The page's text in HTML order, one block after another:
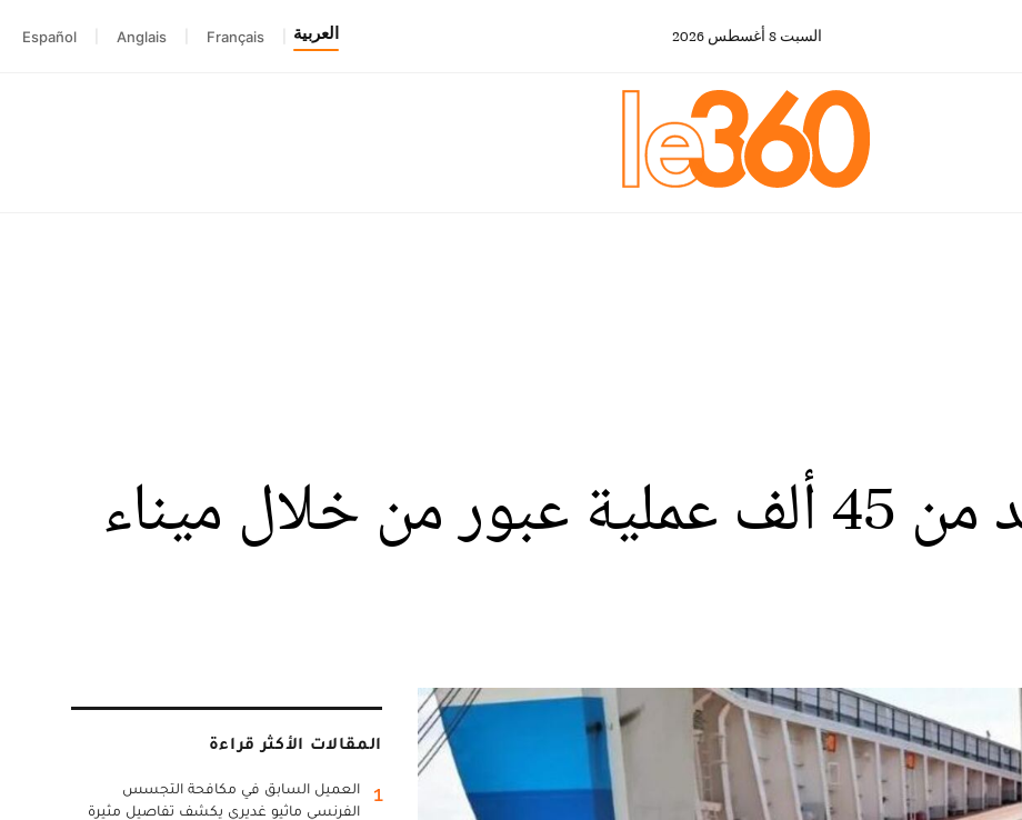
السبت 8 أغسطس 2026 العربية Français
Anglais
Español
مرحبا 2024.. أزيد من 45 ألف عملية عبور من خلال ميناء
المقالات الأكثر قراءة
1
العميل السابق في مكافحة التجسس
الفرنسي ماثيو غديري يكشف تفاصيل مثيرة